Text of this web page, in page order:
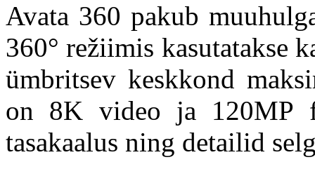
Avata 360 pakub
360° režiimis kasutatakse
ümbritsev keskkond
on 8K video ja 120MP
tasakaalus ning detailid